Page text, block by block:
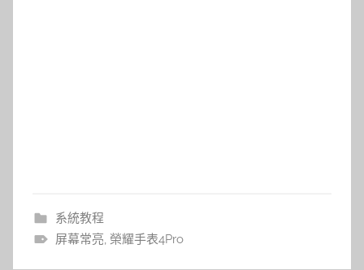
系統教程
屏幕常亮, 榮耀手表4Pro